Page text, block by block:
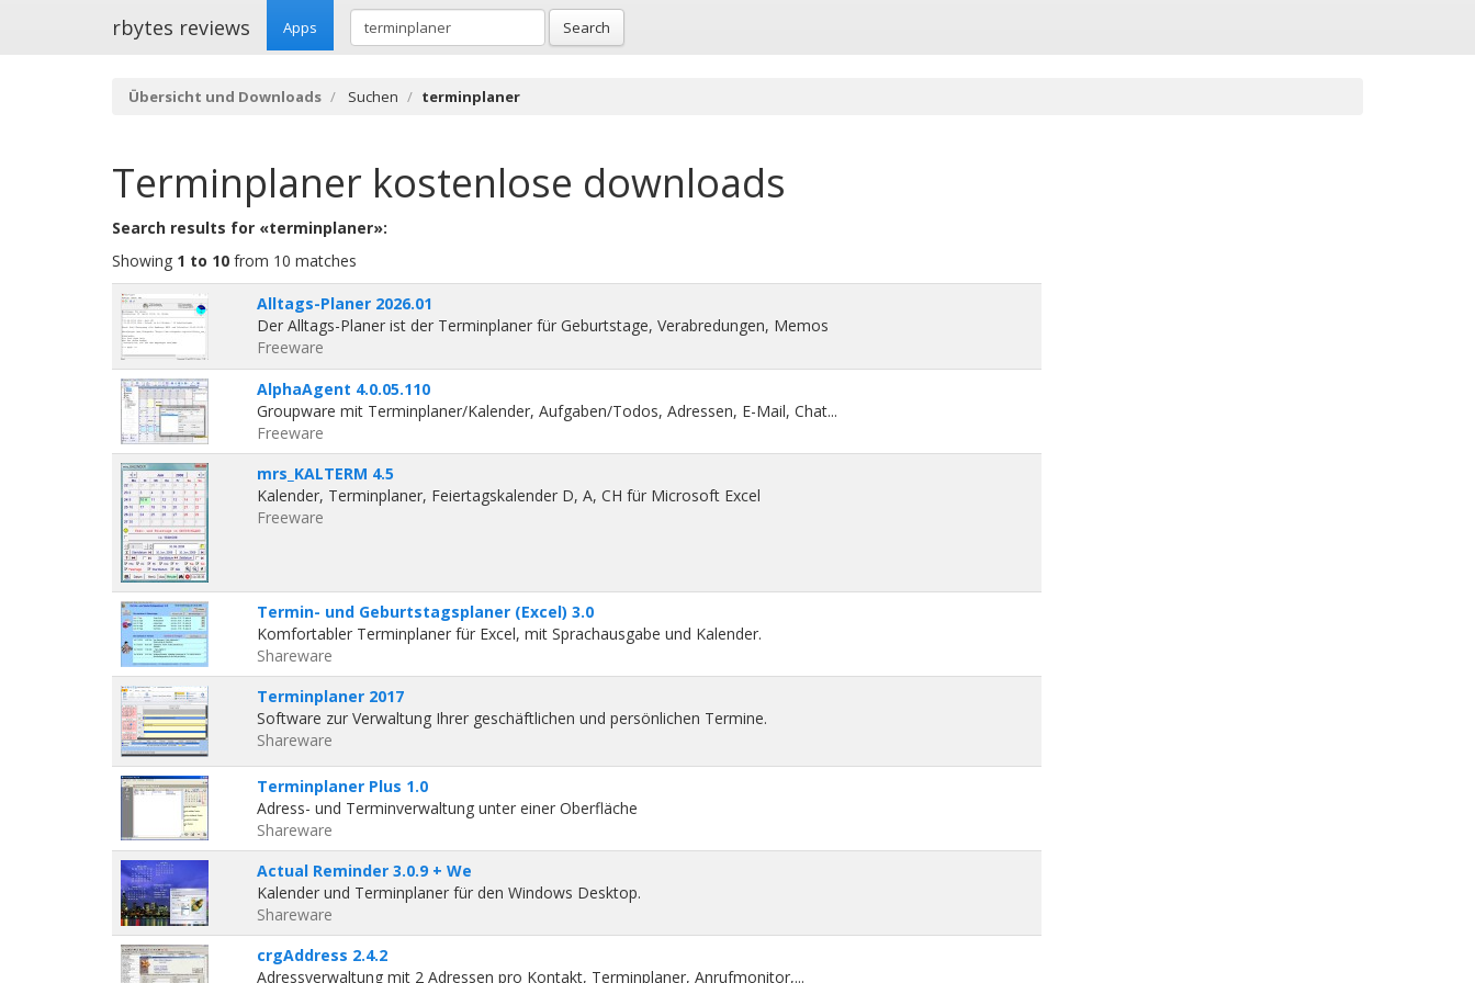
rbytes reviews Apps Search
Übersicht und Downloads Suchen terminplaner
Terminplaner kostenlose downloads
Search results for «terminplaner»:
Showing 1 to 10 from 10 matches
Alltags-Planer 2026.01
Der Alltags-Planer ist der Terminplaner für Geburtstage, Verabredungen, Memos
Freeware
AlphaAgent 4.0.05.110
Groupware mit Terminplaner/Kalender, Aufgaben/Todos, Adressen, E-Mail, Chat...
Freeware
mrs_KALTERM 4.5
Kalender, Terminplaner, Feiertagskalender D, A, CH für Microsoft Excel
Freeware
Termin- und Geburtstagsplaner (Excel) 3.0
Komfortabler Terminplaner für Excel, mit Sprachausgabe und Kalender.
Shareware
Terminplaner 2017
Software zur Verwaltung Ihrer geschäftlichen und persönlichen Termine.
Shareware
Terminplaner Plus 1.0
Adress- und Terminverwaltung unter einer Oberfläche
Shareware
Actual Reminder 3.0.9 + We
Kalender und Terminplaner für den Windows Desktop.
Shareware
crgAddress 2.4.2
Adressverwaltung mit 2 Adressen pro Kontakt, Terminplaner, Anrufmonitor,...